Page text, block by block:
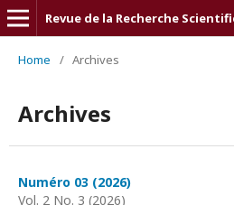
Revue de la Recherche
Home / Archives
Archives
Numéro 03 (2026)
Vol. 2 No. 3 (2026)